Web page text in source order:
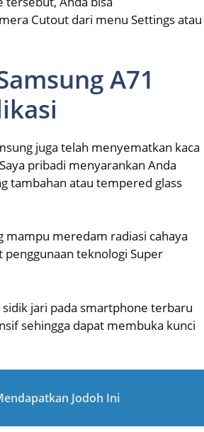
Cutout dari menu Settings atau
A71
juga telah menyematkan kaca
pribadi menyarankan Anda
tambahan atau tempered glass
mampu meredam radiasi cahaya
teknologi Super
jari pada smartphone terbaru
sehingga dapat membuka kunci
Jodoh Ini